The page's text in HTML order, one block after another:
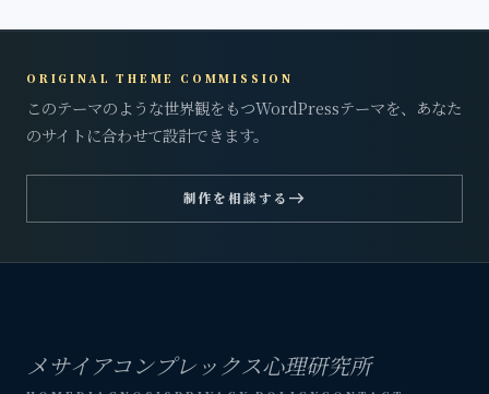
ORIGINAL THEME COMMISSION
このテーマのような世界観をもつWordPressテーマを、あなた
のサイトに合わせて設計できます。
制作を相談する east
メサイアコンプレックス心理研究所